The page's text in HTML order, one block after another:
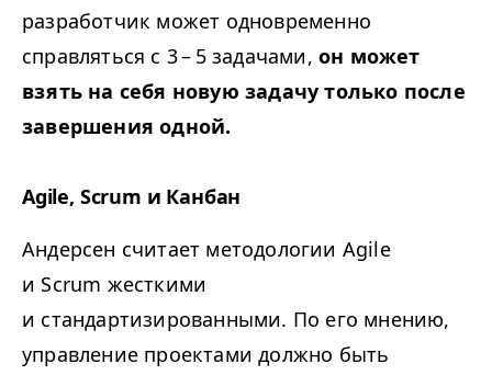
разработчик может одновременно
справляться с 3 – 5 задачами, он может
взять на себя новую задачу только после
завершения одной.
Agile, Scrum и Канбан
Андерсен считает методологии Agile
и Scrum жесткими
и стандартизированными. По его мнению,
управление проектами должно быть